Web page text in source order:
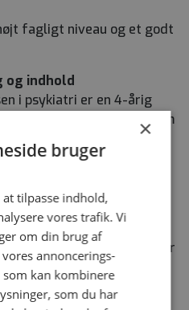
fagligt niveau og et godt
og indhold
i psykiatri er en 4-årig
praksisuddannelse, som
og 3-års
ophold i ambulante
Derudover indgår der i
en række obligatoriske
udvikle teoretisk viden. Der
ofte afholdt
dage. Kurserne har
eller København.
×
bruger
tilpasse indhold,
vores trafik. Vi
om din brug af
annoncerings-
som kan kombinere
som du har